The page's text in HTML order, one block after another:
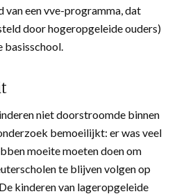
van een vve-programma, dat
door hogeropgeleide ouders)
basisschool.
niet doorstroomde binnen
bemoeilijkt: er was veel
moeite moeten doen om
te blijven volgen op
kinderen van lageropgeleide